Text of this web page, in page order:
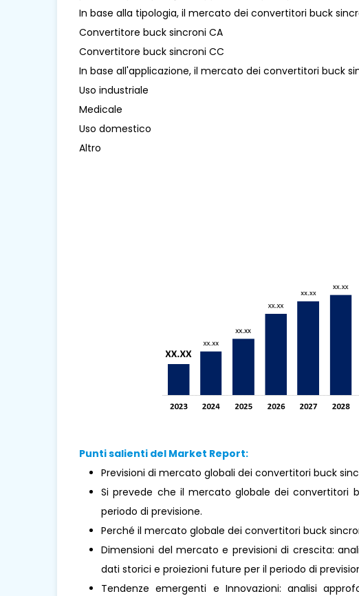
In base alla tipologia, il mercato dei convertitori buck
Convertitore buck sincroni CA
Convertitore buck sincroni CC
In base all'applicazione, il mercato dei convertitori buck
Uso industriale
Medicale
Uso domestico
Altro
Punti salienti del Market Report:
Previsioni di mercato globali dei convertitori buck
Si prevede che il mercato globale dei convertitori
periodo di previsione.
Perché il mercato globale dei convertitori buck
Dimensioni del mercato e previsioni di crescita:
dati storici e proiezioni future per il periodo di
Tendenze emergenti e Innovazioni: analisi